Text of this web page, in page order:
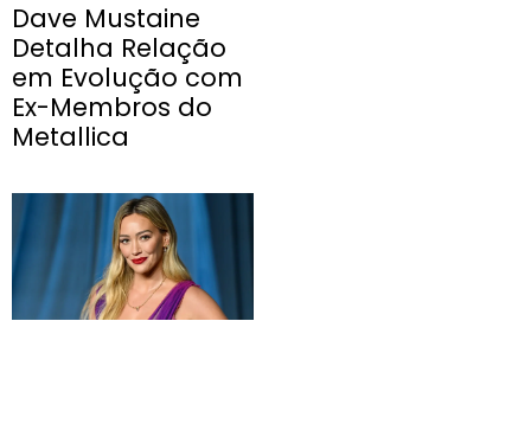
Dave Mustaine
Detalha Relação
em Evolução com
Ex-Membros do
Metallica